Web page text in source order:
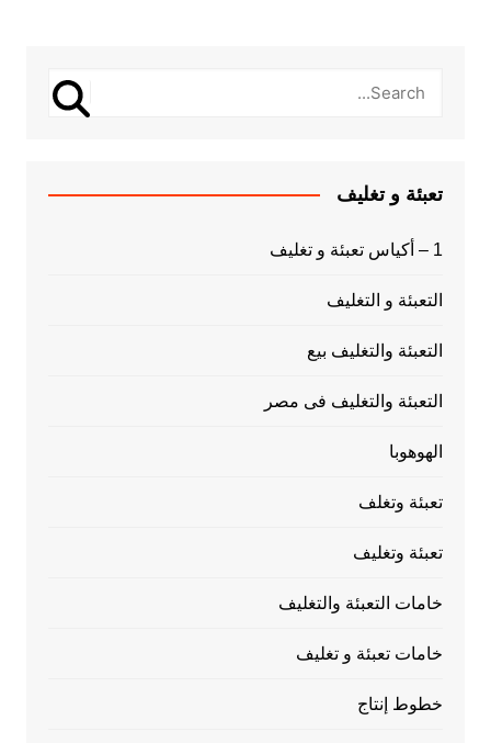
تعبئة و تغليف
1 – أكياس تعبئة و تغليف
التعبئة و التغليف
التعبئة والتغليف بيع
التعبئة والتغليف فى مصر
الهوهوبا
تعبئة وتغلف
تعبئة وتغليف
خامات التعبئة والتغليف
خامات تعبئة و تغليف
خطوط إنتاج